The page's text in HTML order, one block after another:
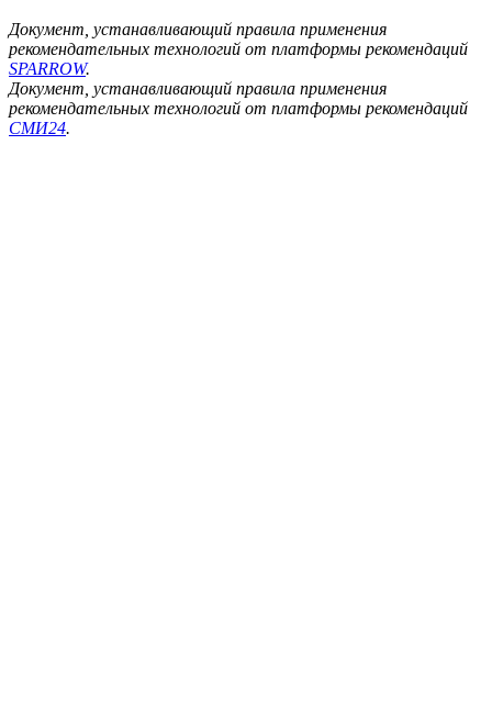
Документ, устанавливающий правила применения
рекомендательных технологий от платформы рекомендаций
SPARROW.
Документ, устанавливающий правила применения
рекомендательных технологий от платформы рекомендаций
СМИ24.